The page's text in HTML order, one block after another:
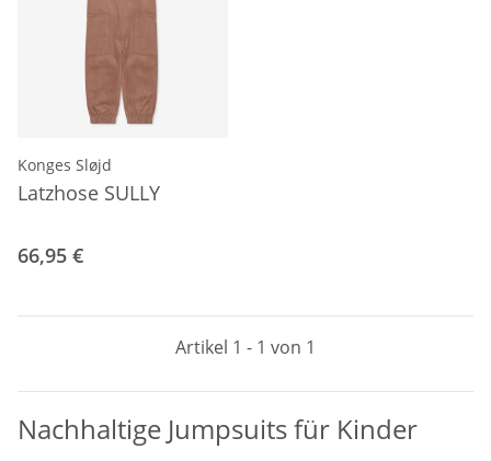
Konges Sløjd
Latzhose SULLY
66,95 €
Artikel 1 - 1 von 1
Nachhaltige Jumpsuits für Kinder